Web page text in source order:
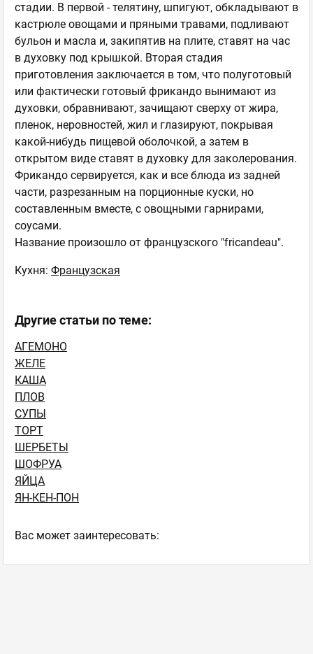
стадии. В первой - телятину, шпигуют, обкладывают в
кастрюле овощами и пряными травами, подливают
бульон и масла и, закипятив на плите, ставят на час
в духовку под крышкой. Вторая стадия
приготовления заключается в том, что полуготовый
или фактически готовый фрикандо вынимают из
духовки, обравнивают, зачищают сверху от жира,
пленок, неровностей, жил и глазируют, покрывая
какой-нибудь пищевой оболочкой, а затем в
открытом виде ставят в духовку для заколерования.
Фрикандо сервируется, как и все блюда из задней
части, разрезанным на порционные куски, но
составленным вместе, с овощными гарнирами,
соусами.
Название произошло от французского "fricandeau".
Кухня: Французская
Другие статьи по теме:
АГЕМОНО
ЖЕЛЕ
КАША
ПЛОВ
СУПЫ
ТОРТ
ШЕРБЕТЫ
ШОФРУА
ЯЙЦА
ЯН-КЕН-ПОН
Ваc может заинтересовать: